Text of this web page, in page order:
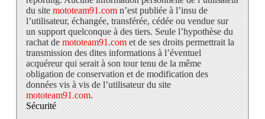
du site mototeam91.comn’est publiée à l’insu de
l’utilisateur, échangée, transférée, cédée ou vendue sur
un support quelconque à des tiers. Seule l’hypothèse du
rachat de mototeam91.comet de ses droits permettrait la
transmission des dites informations à l’éventuel
acquéreur qui serait à son tour tenu de la même
obligation de conservation et de modification des
données vis à vis de l’utilisateur du site
mototeam91.com.
Sécurité